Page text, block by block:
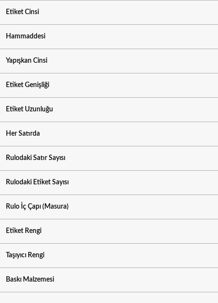
Etiket Cinsi
Hammaddesi
Yapışkan Cinsi
Etiket Genişliği
Etiket Uzunluğu
Her Satırda
Rulodaki Satır Sayısı
Rulodaki Etiket Sayısı
Rulo İç Çapı (Masura)
Etiket Rengi
Taşıyıcı Rengi
Baskı Malzemesi